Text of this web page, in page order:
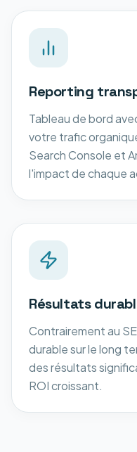
Reporting
Tableau de bord
votre trafic
Search Console et
l'impact de chaque
Résultats
Contrairement au
durable sur le long
des résultats
ROI croissant.